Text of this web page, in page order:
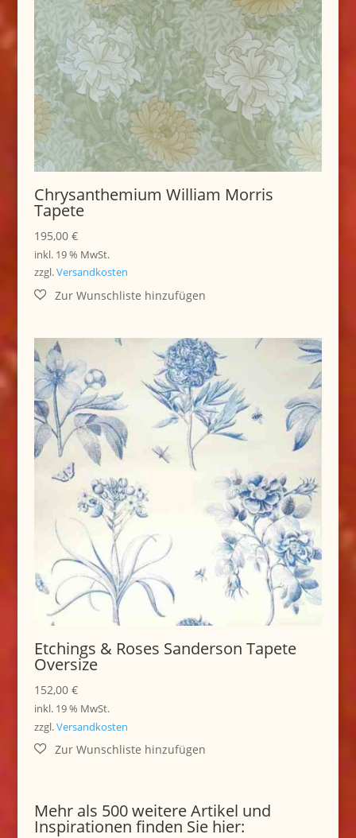
Chrysanthemium William Morris
Tapete
195,00 €
inkl. 19 % MwSt.
zzgl.Versandkosten
Etchings & Roses Sanderson Tapete
Oversize
152,00 €
inkl. 19 % MwSt.
zzgl.Versandkosten
Mehr als 500 weitere Artikel und
Inspirationen finden Sie hier: